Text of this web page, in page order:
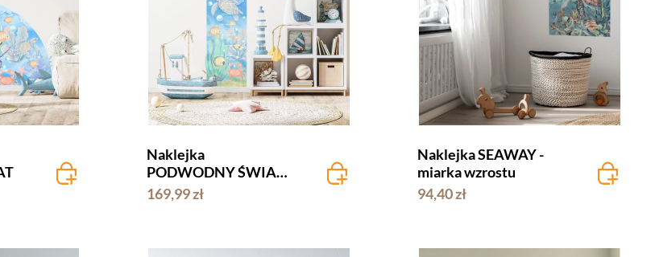
Naklejka
PODWODNY ŚWIAT -
miarka wzrostu
169,99 zł
Naklejka SEAWAY -
miarka wzrostu
94,40 zł